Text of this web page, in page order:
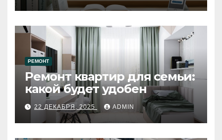
РЕМОНТ
Ремонт квартир для семьи:
какой будет удобен
22 ДЕКАБРЯ, 2025 ADMIN